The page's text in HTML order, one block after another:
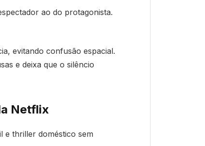
ao do protagonista.
evitando confusão espacial.
e deixa que o silêncio
Netflix
e thriller doméstico sem